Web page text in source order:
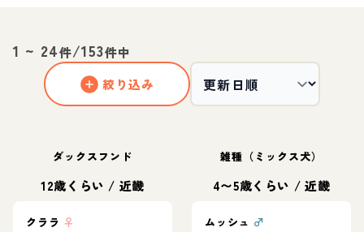
1 ~ 24件/153件中
絞り込み
ダックスフンド
12歳くらい / 近畿
クララ ♀
雑種（ミックス犬）
4〜5歳くらい / 近畿
ムッシュ ♂